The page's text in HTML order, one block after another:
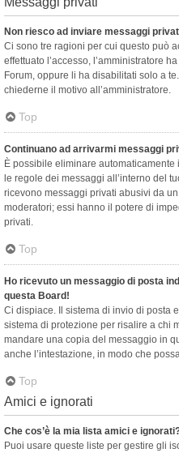
Non riesco ad inviare messaggi
Ci sono tre ragioni per cui questo può
effettuato l’accesso, l’amministratore
Forum, oppure li ha disabilitati solo a
chiederne il motivo all’amministratore.
Top
Continuano ad arrivarmi messaggi
È possibile eliminare
le regole dei messaggi all’interno del
ricevono messaggi privati ​​abusivi da
moderatori; essi hanno il potere di
privati​​.
Top
Ho ricevuto un messaggio di posta
questa Board!
Ci dispiace. Il sistema di invio di posta
sistema di protezione per risalire a chi
mandare una copia del messaggio in
anche l’intestazione, in modo che
Top
Amici e ignorati
Che cos’è la mia lista amici e
Puoi usare queste liste per gestire gli